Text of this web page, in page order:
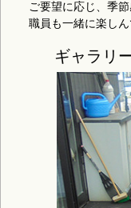
ご要望に応じ、季
職員も一緒に楽しん
ギャラ